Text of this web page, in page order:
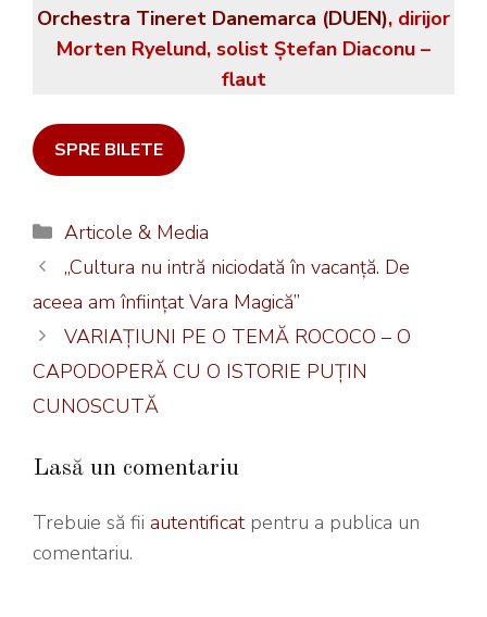
Orchestra Tineret Danemarca (DUEN), dirijor
Morten Ryelund, solist Ștefan Diaconu –
flaut
SPRE BILETE
Categorii
Articole & Media
„Cultura nu intră niciodată în vacanţă. De
aceea am înfiinţat Vara Magică”
VARIAȚIUNI PE O TEMĂ ROCOCO – O
CAPODOPERĂ CU O ISTORIE PUȚIN
CUNOSCUTĂ
Lasă un comentariu
Trebuie să fii autentificatpentru a publica un
comentariu.